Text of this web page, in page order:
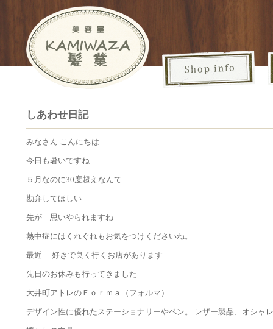
しあわせ日記
みなさん こんにちは
今日も暑いですね
５月なのに30度超えなんて
勘弁してほしい
先が 思いやられますね
熱中症にはくれぐれもお気をつけくださいね。
最近 好きで良く行くお店があります
先日のお休みも行ってきました
大井町アトレのＦｏｒｍａ（フォルマ）
デザイン性に優れたステーショナリーやペン。 レザー製品、オシャ